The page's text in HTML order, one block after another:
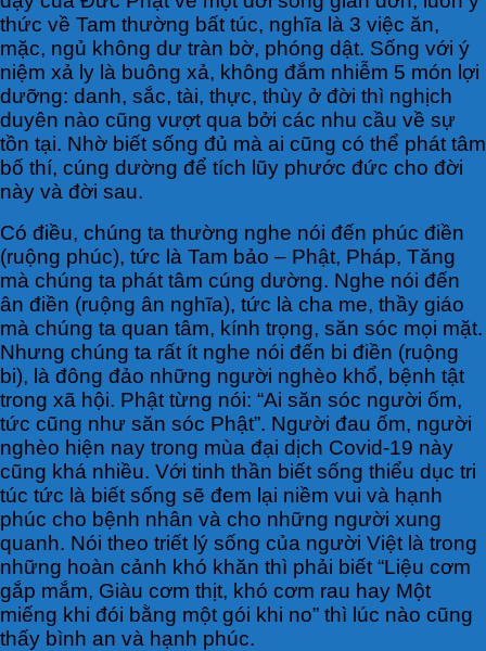
thức về Tam thường bất túc, nghĩa là 3 việc ăn,
mặc, ngủ không dư tràn bờ, phóng dật. Sống với ý
niệm xả ly là buông xả, không đắm nhiễm 5 món lợi
dưỡng: danh, sắc, tài, thực, thùy ở đời thì nghịch
duyên nào cũng vượt qua bởi các nhu cầu về sự
tồn tại. Nhờ biết sống đủ mà ai cũng có thể phát tâm
bố thí, cúng dường để tích lũy phước đức cho đời
này và đời sau.
Có điều, chúng ta thường nghe nói đến phúc điền
(ruộng phúc), tức là Tam bảo – Phật, Pháp, Tăng
mà chúng ta phát tâm cúng dường. Nghe nói đến
ân điền (ruộng ân nghĩa), tức là cha me, thầy giáo
mà chúng ta quan tâm, kính trọng, săn sóc mọi mặt.
Nhưng chúng ta rất ít nghe nói đến bi điền (ruộng
bi), là đông đảo những người nghèo khổ, bệnh tật
trong xã hội. Phật từng nói: “Ai săn sóc người ốm,
tức cũng như săn sóc Phật”. Người đau ốm, người
nghèo hiện nay trong mùa đại dịch Covid-19 này
cũng khá nhiều. Với tinh thần biết sống thiểu dục tri
túc tức là biết sống sẽ đem lại niềm vui và hạnh
phúc cho bệnh nhân và cho những người xung
quanh. Nói theo triết lý sống của người Việt là trong
những hoàn cảnh khó khăn thì phải biết “Liệu cơm
gắp mắm, Giàu cơm thịt, khó cơm rau hay Một
miếng khi đói bằng một gói khi no” thì lúc nào cũng
thấy bình an và hạnh phúc.